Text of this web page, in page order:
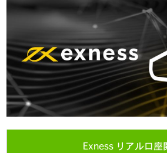
Exness リアル口座